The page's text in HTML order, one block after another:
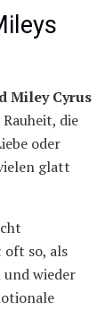
Miley Cyrus
die
oder
glatt
oft so, als
wieder